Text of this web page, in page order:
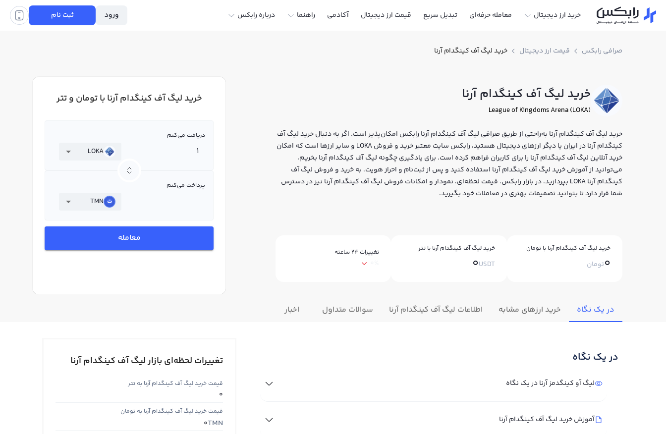
خرید ارز دیجیتال معامله حرفه‌ای تبدیل سریع قیمت ارز دیجیتال آکادمی راهنما درباره رابکس ورود ثبت نام
صرافی رابکس قیمت ارز دیجیتال خرید لیگ آف کینگدام آرنا
خرید لیگ آف کینگدام آرنا
League of Kingdoms Arena (LOKA)
خرید لیگ آف کینگدام آرنا به‌راحتی از طریق صرافی لیگ آف کینگدام آرنا رابکس امکان‌پذیر است. اگر به دنبال خرید لیگ آف
کینگدام آرنا در ایران یا دیگر ارزهای دیجیتال هستید، رابکس سایت معتبر خرید و فروش LOKA و سایر ارزها است که امکان
خرید آنلاین لیگ آف کینگدام آرنا را برای کاربران فراهم کرده است. برای یادگیری چگونه لیگ آف کینگدام آرنا بخریم،
می‌توانید از آموزش خرید لیگ آف کینگدام آرنا استفاده کنید و پس از ثبت‌نام و احراز هویت، به خرید و فروش لیگ آف
کینگدام آرنا LOKA بپردازید. در بازار رابکس، قیمت لحظه‌ای، نمودار و امکانات فروش لیگ آف کینگدام آرنا نیز در دسترس
شما قرار دارد تا بتوانید تصمیمات بهتری در معاملات خود بگیرید.
خرید لیگ آف کینگدام آرنا با تومان
0تومان
خرید لیگ آف کینگدام آرنا با تتر
0USDT
تغییرات ۲۴ ساعته
خرید لیگ آف کینگدام آرنا با تومان و تتر
دریافت می‌کنم
LOKA
پرداخت می‌کنم
TMN
معامله
در یک نگاه خرید ارزهای مشابه اطلاعات لیگ آف کینگدام آرنا سوالات متداول اخبار
در یک نگاه
لیگ آو کینگدمز آرنا در یک نگاه
آموزش خرید لیگ آف کینگدام آرنا
تغییرات لحظه‌ای بازار لیگ آف کینگدام آرنا
قیمت خرید لیگ آف کینگدام آرنا به تتر
0
قیمت خرید لیگ آف کینگدام آرنا به تومان
TMN
0